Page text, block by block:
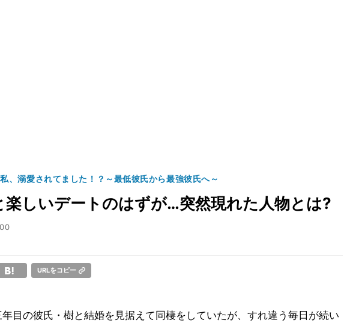
私、溺愛されてました！？～最低彼氏から最強彼氏へ～
楽しいデートのはずが…突然現れた人物とは?
URLをコピー
目の彼氏・樹と結婚を見据えて同棲をしていたが、すれ違う毎日が続い